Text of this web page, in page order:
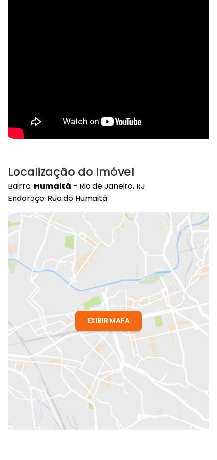
Localização do Imóvel
Bairro: Humaitá - Rio de Janeiro, RJ
Endereço: Rua do Humaitá
EXIBIR MAPA